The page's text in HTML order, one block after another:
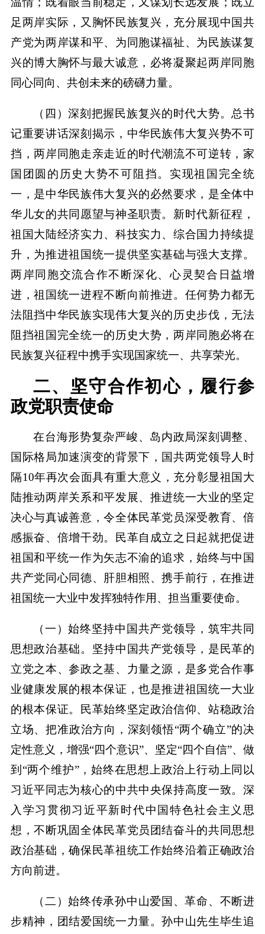
足两岸实际，又胸怀民族复兴，充分展现中国共
产党为两岸谋和平、为同胞谋福祉、为民族谋复
兴的博大胸怀与最大诚意，必将凝聚起两岸同胞
同心同向、共创未来的磅礴力量。
（四）深刻把握民族复兴的时代大势。总书
记重要讲话深刻揭示，中华民族伟大复兴势不可
挡，两岸同胞走亲走近的时代潮流不可逆转，家
国团圆的历史大势不可阻挡。实现祖国完全统
一，是中华民族伟大复兴的必然要求，是全体中
华儿女的共同愿望与神圣职责。新时代新征程，
祖国大陆经济实力、科技实力、综合国力持续提
升，为推进祖国统一提供坚实基础与强大支撑。
两岸同胞交流合作不断深化、心灵契合日益增
进，祖国统一进程不断向前推进。任何势力都无
法阻挡中华民族实现伟大复兴的历史步伐，无法
阻挡祖国完全统一的历史大势，两岸同胞必将在
民族复兴征程中携手实现国家统一、共享荣光。
二、坚守合作初心，履行参
政党职责使命
在台海形势复杂严峻、岛内政局深刻调整、
国际格局加速演变的背景下，国共两党领导人时
隔10年再次会面具有重大意义，充分彰显祖国大
陆推动两岸关系和平发展、推进统一大业的坚定
决心与真诚善意，令全体民革党员深受教育、倍
感振奋、倍增干劲。民革自成立之日起就把促进
祖国和平统一作为矢志不渝的追求，始终与中国
共产党同心同德、肝胆相照、携手前行，在推进
祖国统一大业中发挥独特作用、担当重要使命。
（一）始终坚持中国共产党领导，筑牢共同
思想政治基础。坚持中国共产党领导，是民革的
立党之本、参政之基、力量之源，是多党合作事
业健康发展的根本保证，也是推进祖国统一大业
的根本保证。民革始终坚定政治信仰、站稳政治
立场、把准政治方向，深刻领悟“两个确立”的决
定性意义，增强“四个意识”、坚定“四个自信”、做
到“两个维护”，始终在思想上政治上行动上同以
习近平同志为核心的中共中央保持高度一致。深
入学习贯彻习近平新时代中国特色社会主义思
想，不断巩固全体民革党员团结奋斗的共同思想
政治基础，确保民革祖统工作始终沿着正确政治
方向前进。
（二）始终传承孙中山爱国、革命、不断进
步精神，团结爱国统一力量。孙中山先生毕生追